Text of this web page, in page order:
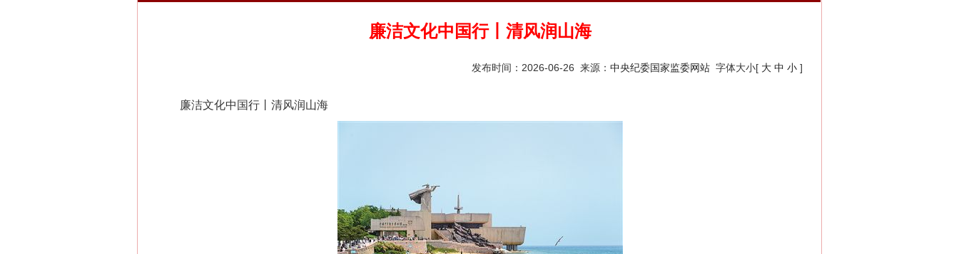
廉洁文化中国行丨清风润山海
发布时间：2026-06-26 来源： 中央纪委国家监委网站 字体大小[ 大 中 小 ]
廉洁文化中国行丨清风润山海